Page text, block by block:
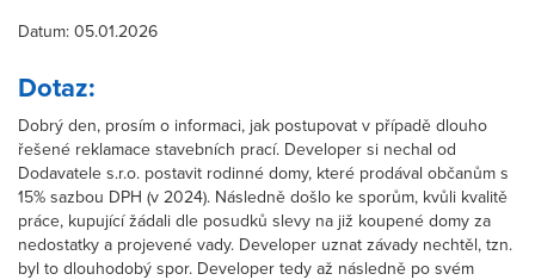
Datum: 05.01.2026
Dotaz:
Dobrý den, prosím o informaci, jak postupovat v případě dlouho
řešené reklamace stavebních prací. Developer si nechal od
Dodavatele s.r.o. postavit rodinné domy, které prodával občanům s
15% sazbou DPH (v 2024). Následně došlo ke sporům, kvůli kvalitě
práce, kupující žádali dle posudků slevy na již koupené domy za
nedostatky a projevené vady. Developer uznat závady nechtěl, tzn.
byl to dlouhodobý spor. Developer tedy až následně po svém